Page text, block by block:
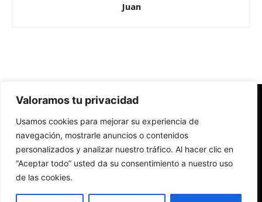
Valoramos tu privacidad
Usamos cookies para mejorar su experiencia de
navegación, mostrarle anuncios o contenidos
personalizados y analizar nuestro tráfico. Al hacer clic en
“Aceptar todo” usted da su consentimiento a nuestro uso
de las cookies.
Juan
Redes Cristianas
Una mirada alternativa sobre la Iglesia católica y la sociedad
- Colectivos de Redes Cristianas